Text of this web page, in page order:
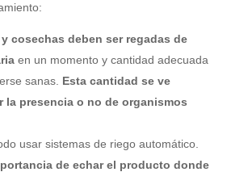
cosechas deben ser regadas de
en un momento y cantidad adecuada
sanas. Esta cantidad se ve
la presencia o no de organismos
usar sistemas de riego automático.
de echar el producto donde